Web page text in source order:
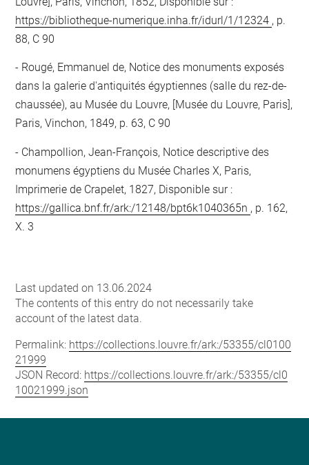
https://bibliotheque-numerique.inha.fr/idurl/1/12324 , p.
88, C 90
Rougé, Emmanuel de, Notice des monuments exposés
dans la galerie d'antiquités égyptiennes (salle du rez-de-
chaussée), au Musée du Louvre, [Musée du Louvre, Paris],
Paris, Vinchon, 1849, p. 63, C 90
Champollion, Jean-François, Notice descriptive des
monumens égyptiens du Musée Charles X, Paris,
Imprimerie de Crapelet, 1827, Disponible sur :
https://gallica.bnf.fr/ark:/12148/bpt6k1040365n , p. 162,
X. 3
Last updated on 13.06.2024
The contents of this entry do not necessarily take
account of the latest data.
Permalink: https://collections.louvre.fr/ark:/53355/cl0100
21999
JSON Record: https://collections.louvre.fr/ark:/53355/cl0
10021999.json